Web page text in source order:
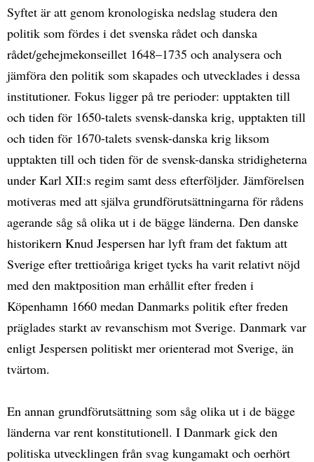
Syftet är att genom kronologiska nedslag studera den
politik som fördes i det svenska rådet och danska
rådet/gehejmekonseillet 1648–1735 och analysera och
jämföra den politik som skapades och utvecklades i dessa
institutioner. Fokus ligger på tre perioder: upptakten till
och tiden för 1650-talets svensk-danska krig, upptakten till
och tiden för 1670-talets svensk-danska krig liksom
upptakten till och tiden för de svensk-danska stridigheterna
under Karl XII:s regim samt dess efterföljder. Jämförelsen
motiveras med att själva grundförutsättningarna för rådens
agerande såg så olika ut i de bägge länderna. Den danske
historikern Knud Jespersen har lyft fram det faktum att
Sverige efter trettioåriga kriget tycks ha varit relativt nöjd
med den maktposition man erhållit efter freden i
Köpenhamn 1660 medan Danmarks politik efter freden
präglades starkt av revanschism mot Sverige. Danmark var
enligt Jespersen politiskt mer orienterad mot Sverige, än
tvärtom.
En annan grundförutsättning som såg olika ut i de bägge
länderna var rent konstitutionell. I Danmark gick den
politiska utvecklingen från svag kungamakt och oerhört